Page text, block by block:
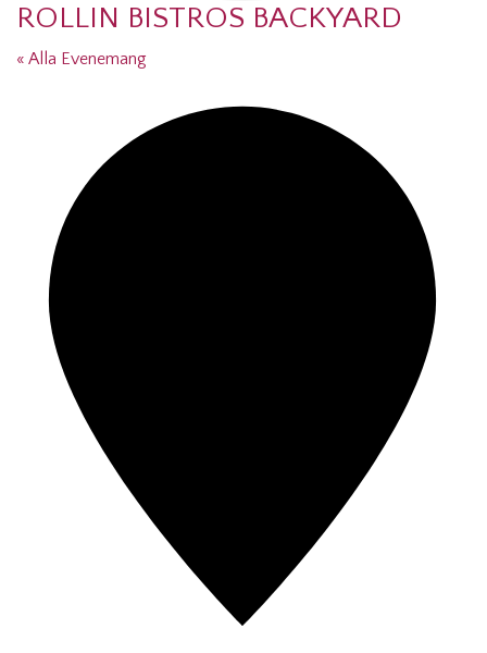
ROLLIN BISTROS BACKYARD
« Alla Evenemang